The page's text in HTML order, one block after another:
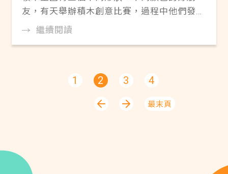
友，有天舉辦積木創意比賽，過程中他們發現
互相溝通、團隊合作的重要。線上閱讀 ▶Pdf
繼續閱讀
1 2 3 4
最末頁